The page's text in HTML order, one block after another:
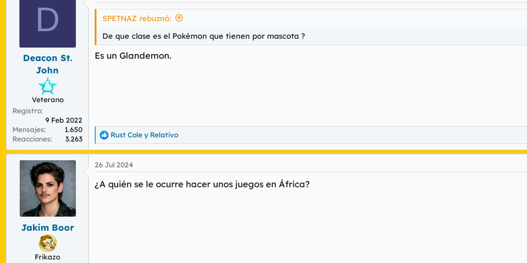
D
Deacon St.
John
Veterano
Registro
9 Feb 2022
Mensajes
1.650
Reacciones
3.263
SPETNAZ rebuznó:
De que clase es el Pokémon que tienen por mascota ?
Es un Glandemon.
R
e
a
c
i
Rust Cole y Relativo
Jakim Boor
Frikazo
26 Jul 2024
¿A quién se le ocurre hacer unos juegos en África?